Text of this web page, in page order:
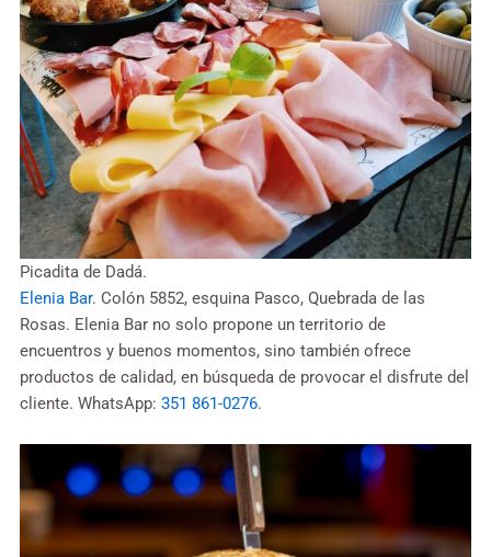
Picadita de Dadá.
Elenia Bar. Colón 5852, esquina Pasco, Quebrada de las
Rosas. Elenia Bar no solo propone un territorio de
encuentros y buenos momentos, sino también ofrece
productos de calidad, en búsqueda de provocar el disfrute del
cliente. WhatsApp: 351 861-0276.